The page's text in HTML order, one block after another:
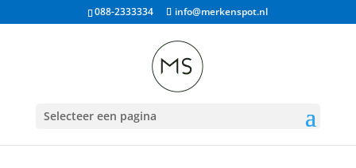
088-2333334 info@merkenspot.nl
Selecteer een pagina